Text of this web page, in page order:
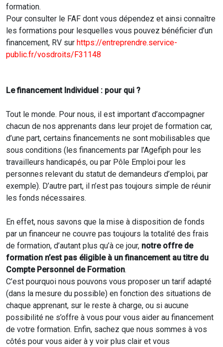
formation.
Pour consulter le FAF dont vous dépendez et ainsi connaître
les formations pour lesquelles vous pouvez bénéficier d’un
financement, RV sur https://entreprendre.service-
public.fr/vosdroits/F31148
Le financement Individuel : pour qui ?
Tout le monde. Pour nous, il est important d’accompagner
chacun de nos apprenants dans leur projet de formation car,
d’une part, certains financements ne sont mobilisables que
sous conditions (les financements par l’Agefiph pour les
travailleurs handicapés, ou par Pôle Emploi pour les
personnes relevant du statut de demandeurs d’emploi, par
exemple). D’autre part, il n’est pas toujours simple de réunir
les fonds nécessaires.
En effet, nous savons que la mise à disposition de fonds
par un financeur ne couvre pas toujours la totalité des frais
de formation, d’autant plus qu’à ce jour, notre offre de
formation n’est pas éligible à un financement au titre du
Compte Personnel de Formation.
C’est pourquoi nous pouvons vous proposer un tarif adapté
(dans la mesure du possible) en fonction des situations de
chaque apprenant, sur le reste à charge, ou si aucune
possibilité ne s’offre à vous pour vous aider au financement
de votre formation. Enfin, sachez que nous sommes à vos
côtés pour vous aider à y voir plus clair et vous